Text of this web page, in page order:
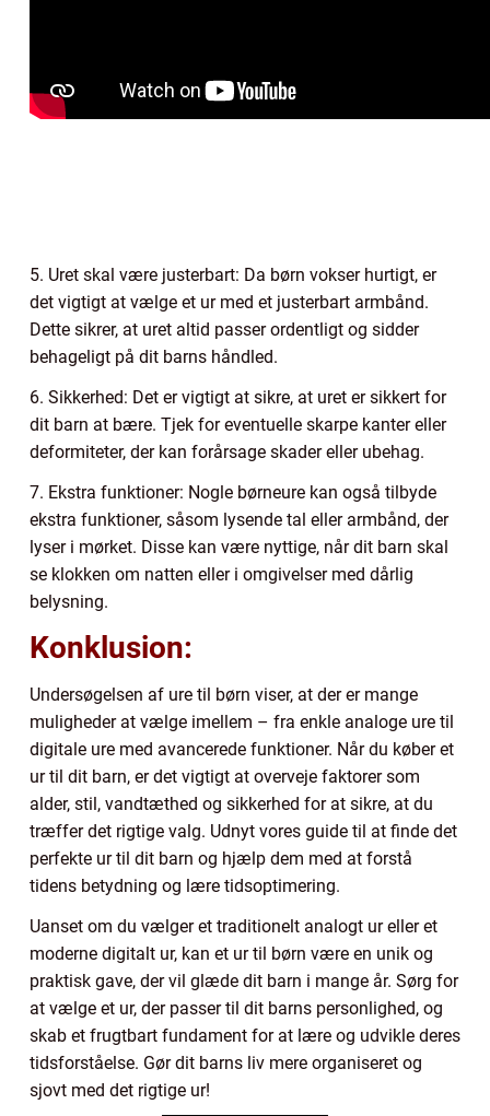
5. Uret skal være justerbart: Da børn vokser hurtigt, er
det vigtigt at vælge et ur med et justerbart armbånd.
Dette sikrer, at uret altid passer ordentligt og sidder
behageligt på dit barns håndled.
6. Sikkerhed: Det er vigtigt at sikre, at uret er sikkert for
dit barn at bære. Tjek for eventuelle skarpe kanter eller
deformiteter, der kan forårsage skader eller ubehag.
7. Ekstra funktioner: Nogle børneure kan også tilbyde
ekstra funktioner, såsom lysende tal eller armbånd, der
lyser i mørket. Disse kan være nyttige, når dit barn skal
se klokken om natten eller i omgivelser med dårlig
belysning.
Konklusion:
Undersøgelsen af ure til børn viser, at der er mange
muligheder at vælge imellem – fra enkle analoge ure til
digitale ure med avancerede funktioner. Når du køber et
ur til dit barn, er det vigtigt at overveje faktorer som
alder, stil, vandtæthed og sikkerhed for at sikre, at du
træffer det rigtige valg. Udnyt vores guide til at finde det
perfekte ur til dit barn og hjælp dem med at forstå
tidens betydning og lære tidsoptimering.
Uanset om du vælger et traditionelt analogt ur eller et
moderne digitalt ur, kan et ur til børn være en unik og
praktisk gave, der vil glæde dit barn i mange år. Sørg for
at vælge et ur, der passer til dit barns personlighed, og
skab et frugtbart fundament for at lære og udvikle deres
tidsforståelse. Gør dit barns liv mere organiseret og
sjovt med det rigtige ur!